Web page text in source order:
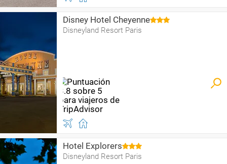
Disney Hotel Cheyenne
Disneyland Resort Paris
Hotel Explorers
Disneyland Resort Paris